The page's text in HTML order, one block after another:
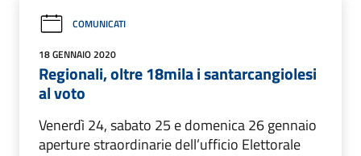
COMUNICATI
18 GENNAIO 2020
Regionali, oltre 18mila i santarcangiolesi
al voto
Venerdì 24, sabato 25 e domenica 26 gennaio
aperture straordinarie dell’ufficio Elettorale